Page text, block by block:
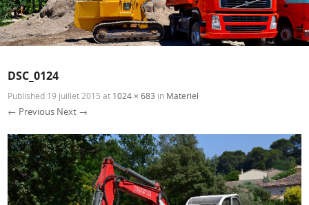
DSC_0124
Published 19 juillet 2015 at 1024 × 683 in Materiel
← Previous Next →